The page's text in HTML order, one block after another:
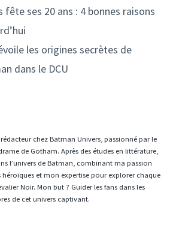
fête ses 20 ans : 4 bonnes raisons
les origines secrètes de
dans le DCU
rédacteur chez Batman Univers, passionné par le
de Gotham. Après des études en littérature,
l’univers de Batman, combinant ma passion
héroïques et mon expertise pour explorer chaque
Noir. Mon but ? Guider les fans dans les
de cet univers captivant.